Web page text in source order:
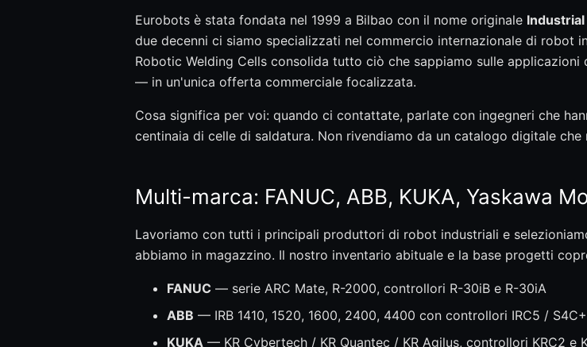
Eurobots è stata fondata nel 1999 a Bilbao con il nome originale
due decenni ci siamo specializzati nel commercio internazionale di robot
Robotic Welding Cells consolida tutto ciò che sappiamo sulle
— in un'unica offerta commerciale focalizzata.
Cosa significa per voi: quando ci contattate, parlate con ingegneri che
centinaia di celle di saldatura. Non rivendiamo da un catalogo digitale che
Multi-marca: FANUC, ABB, KUKA, Yaskawa
Lavoriamo con tutti i principali produttori di robot industriali e
abbiamo in magazzino. Il nostro inventario abituale e la base progetti
FANUC — serie ARC Mate, R-2000, controllori R-30iB e R-30iA
ABB — IRB 1410, 1520, 1600, 2400, 4400 con controllori IRC5 / S4C+
KUKA — KR Cybertech / KR Quantec / KR Agilus, controllori KRC2 e